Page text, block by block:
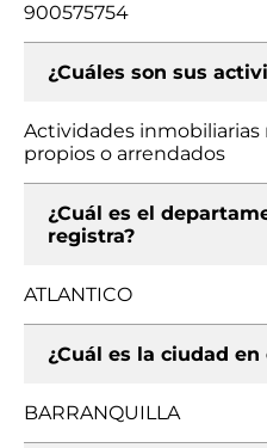
900575754
¿Cuáles son sus
Actividades inmobiliarias
propios o arrendados
¿Cuál es el
registra?
ATLANTICO
¿Cuál es la ciudad
BARRANQUILLA